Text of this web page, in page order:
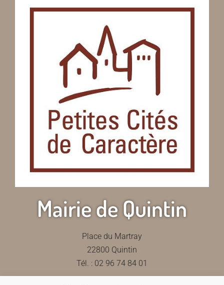
Mairie de Quintin
Place du Martray
22800 Quintin
Tél. : 02 96 74 84 01